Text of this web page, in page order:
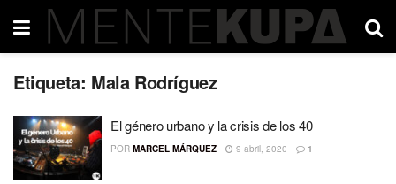
Etiqueta: Mala Rodríguez
El género urbano y la crisis de los 40
POR MARCEL MÁRQUEZ 9 abril, 2020 1